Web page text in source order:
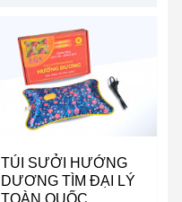
TÚI SƯỞI HƯỚNG
DƯƠNG TÌM ĐẠI LÝ